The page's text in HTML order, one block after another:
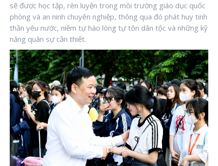
sẽ được học tập, rèn luyện trong môi trường giáo dục quốc
phòng và an ninh chuyên nghiệp, thông qua đó phát huy tinh
thần yêu nước, niềm tự hào lòng tự tôn dân tộc và những kỹ
năng quân sự cần thiết.